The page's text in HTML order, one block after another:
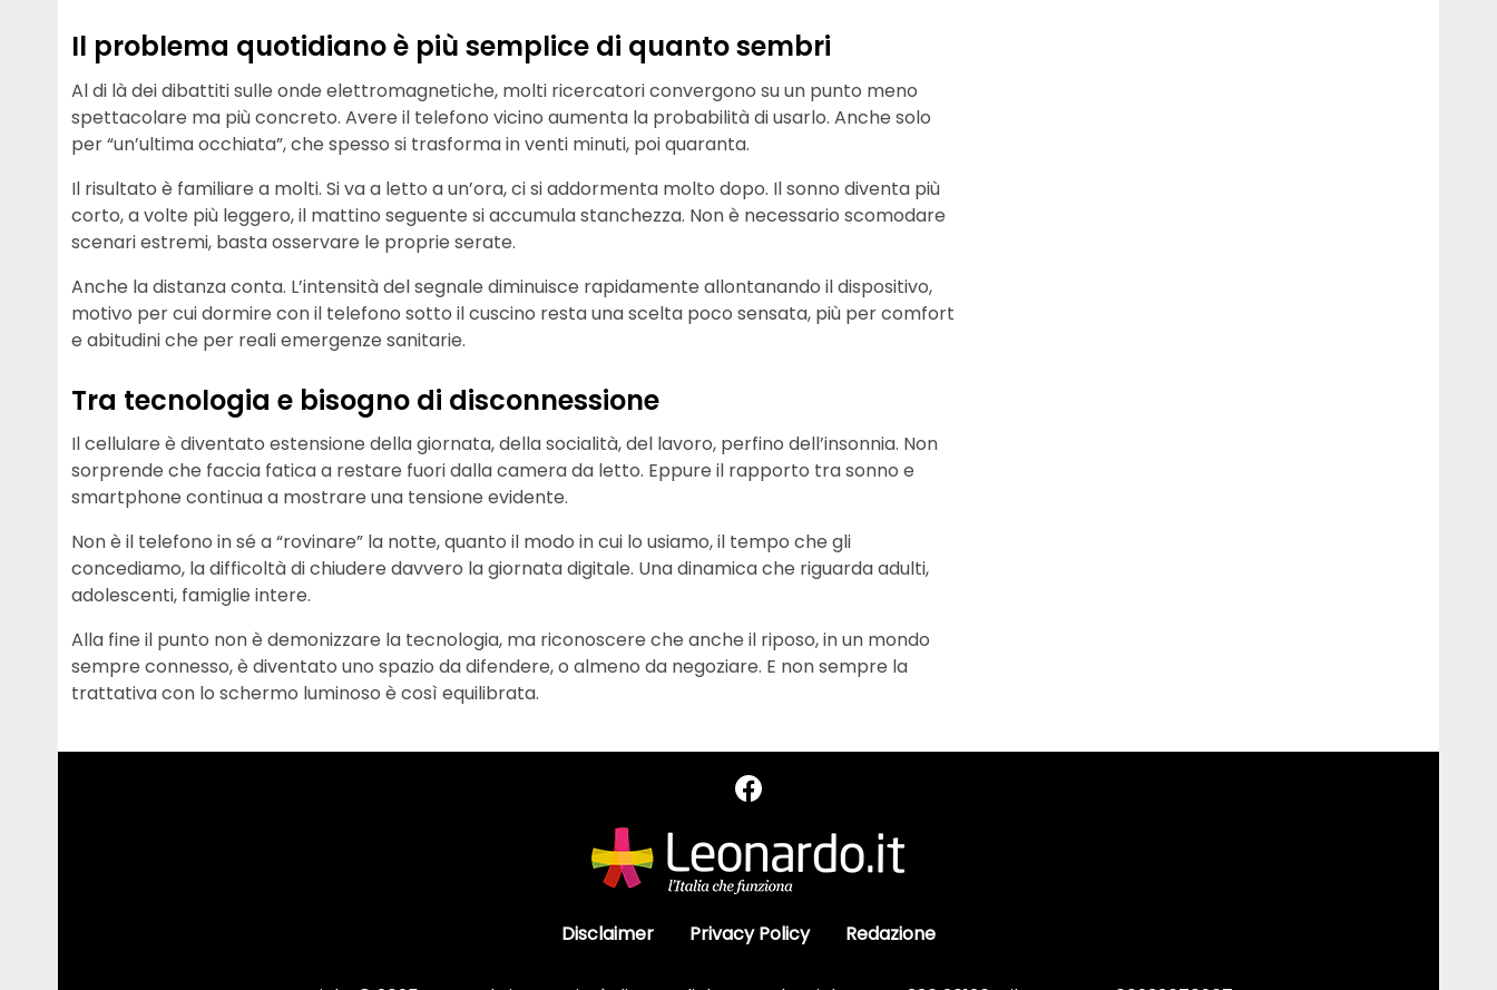
Il problema quotidiano è più semplice di quanto sembri
Al di là dei dibattiti sulle onde elettromagnetiche, molti ricercatori convergono su un punto meno
spettacolare ma più concreto. Avere il telefono vicino aumenta la probabilità di usarlo. Anche solo
per “un’ultima occhiata”, che spesso si trasforma in venti minuti, poi quaranta.
Il risultato è familiare a molti. Si va a letto a un’ora, ci si addormenta molto dopo. Il sonno diventa più
corto, a volte più leggero, il mattino seguente si accumula stanchezza. Non è necessario scomodare
scenari estremi, basta osservare le proprie serate.
Anche la distanza conta. L’intensità del segnale diminuisce rapidamente allontanando il dispositivo,
motivo per cui dormire con il telefono sotto il cuscino resta una scelta poco sensata, più per comfort
e abitudini che per reali emergenze sanitarie.
Tra tecnologia e bisogno di disconnessione
Il cellulare è diventato estensione della giornata, della socialità, del lavoro, perfino dell’insonnia. Non
sorprende che faccia fatica a restare fuori dalla camera da letto. Eppure il rapporto tra sonno e
smartphone continua a mostrare una tensione evidente.
Non è il telefono in sé a “rovinare” la notte, quanto il modo in cui lo usiamo, il tempo che gli
concediamo, la difficoltà di chiudere davvero la giornata digitale. Una dinamica che riguarda adulti,
adolescenti, famiglie intere.
Alla fine il punto non è demonizzare la tecnologia, ma riconoscere che anche il riposo, in un mondo
sempre connesso, è diventato uno spazio da difendere, o almeno da negoziare. E non sempre la
trattativa con lo schermo luminoso è così equilibrata.
Disclaimer Privacy Policy Redazione